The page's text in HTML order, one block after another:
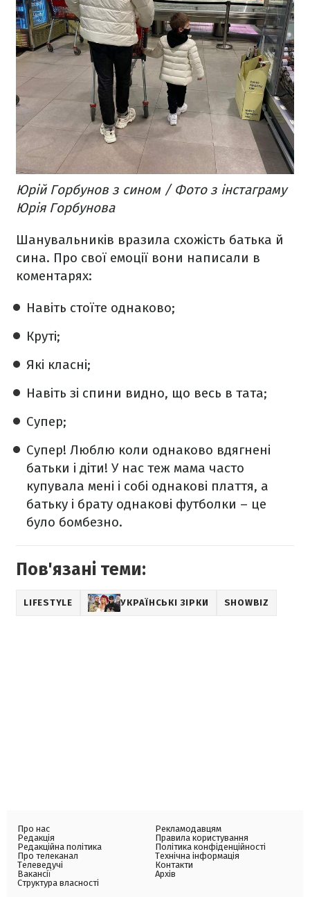
Юрій Горбунов з сином / Фото з інстаграму
Юрія Горбунова
Шанувальників вразила схожість батька й
сина. Про свої емоції вони написали в
коментарях:
Навіть стоїте однаково;
Круті;
Які класні;
Навіть зі спини видно, що весь в тата;
Супер;
Супер! Люблю коли однаково вдягнені
батьки і діти! У нас теж мама часто
купувала мені і собі однакові плаття, а
батьку і брату однакові футболки – це
було бомбезно.
Пов'язані теми:
LIFESTYLE УКРАЇНСЬКІ ЗІРКИ SHOWBIZ
Про нас
Редакція
Редакційна політика
Про телеканал
Телеведучі
Вакансії
Структура власності
Рекламодавцям
Правила користування
Політика конфіденційності
Технічна інформація
Контакти
Архів